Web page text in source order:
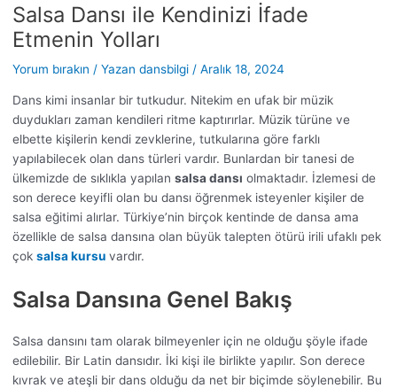
Salsa Dansı ile Kendinizi İfade
Etmenin Yolları
Yorum bırakın / Yazan dansbilgi / Aralık 18, 2024
Dans kimi insanlar bir tutkudur. Nitekim en ufak bir müzik
duydukları zaman kendileri ritme kaptırırlar. Müzik türüne ve
elbette kişilerin kendi zevklerine, tutkularına göre farklı
yapılabilecek olan dans türleri vardır. Bunlardan bir tanesi de
ülkemizde de sıklıkla yapılan salsa dansı olmaktadır. İzlemesi de
son derece keyifli olan bu dansı öğrenmek isteyenler kişiler de
salsa eğitimi alırlar. Türkiye’nin birçok kentinde de dansa ama
özellikle de salsa dansına olan büyük talepten ötürü irili ufaklı pek
çok salsa kursu vardır.
Salsa Dansına Genel Bakış
Salsa dansını tam olarak bilmeyenler için ne olduğu şöyle ifade
edilebilir. Bir Latin dansıdır. İki kişi ile birlikte yapılır. Son derece
kıvrak ve ateşli bir dans olduğu da net bir biçimde söylenebilir. Bu